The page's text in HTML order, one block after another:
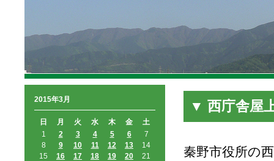
2015年3月
日 月 火 水 木 金
土
1
2 3 4 5 6
7
8
9 10 11 12 13
14
15
16 17 18 19 20
21
▼ 西庁舎屋
秦野市役所の